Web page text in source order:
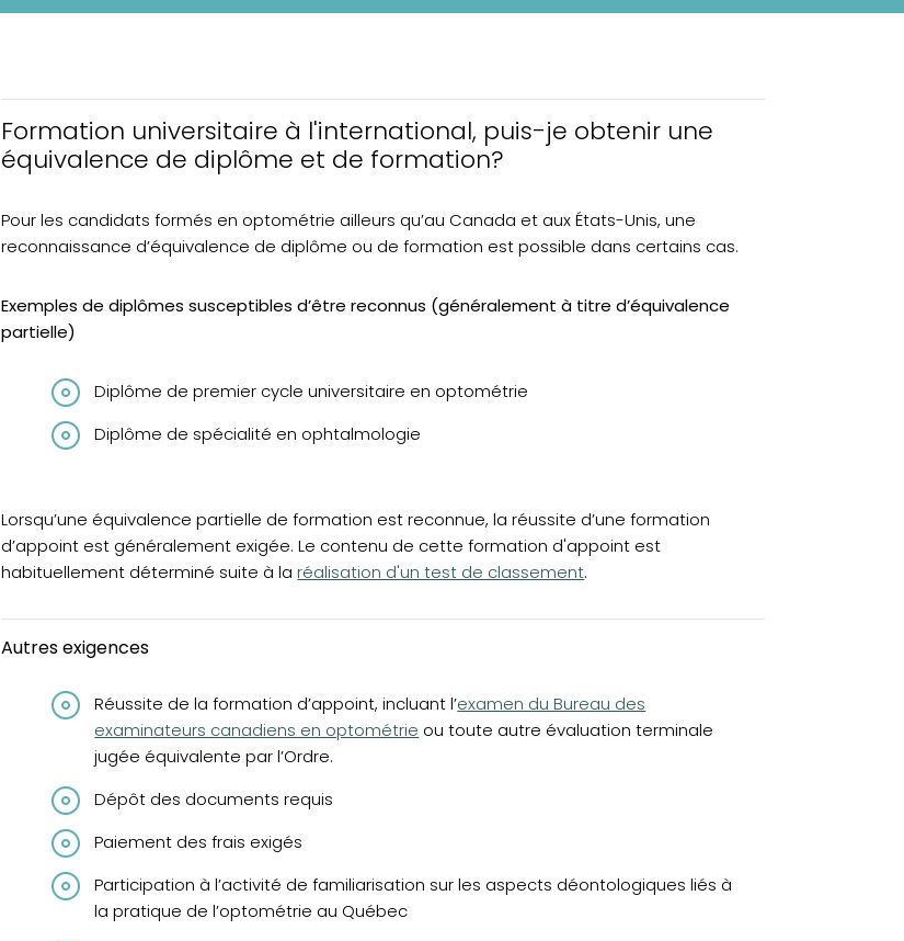
Formation universitaire à l'international, puis-je obtenir une
équivalence de diplôme et de formation?
Pour les candidats formés en optométrie ailleurs qu’au Canada et aux États-Unis, une
reconnaissance d’équivalence de diplôme ou de formation est possible dans certains cas.
Exemples de diplômes susceptibles d’être reconnus (généralement à titre d’équivalence
partielle)
Diplôme de premier cycle universitaire en optométrie
Diplôme de spécialité en ophtalmologie
Lorsqu’une équivalence partielle de formation est reconnue, la réussite d’une formation
d’appoint est généralement exigée. Le contenu de cette formation d'appoint est
habituellement déterminé suite à laréalisation d'un test de classement.
Autres exigences
Réussite de la formation d’appoint, incluant l’(opens in a new tab)
examen du Bureau des
examinateurs canadiens en optométrie ou toute autre évaluation terminale
jugée équivalente par l’Ordre.
Dépôt des documents requis
Paiement des frais exigés
Participation à l’activité de familiarisation sur les aspects déontologiques liés à
la pratique de l’optométrie au Québec